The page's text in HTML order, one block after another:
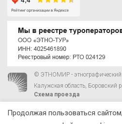
© ЭТНОМИР - этнографический
Калужская область, Боровский
Схема проезда
Продолжая пользоваться